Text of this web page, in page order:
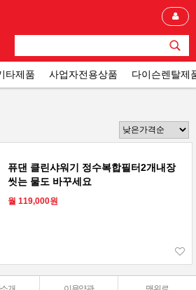
타제품 사업자전용상품 다이슨렌탈제
퓨댄 클린샤워기 정수복합필터2개내장
씻는 물도 바꾸세요
월 119,000원